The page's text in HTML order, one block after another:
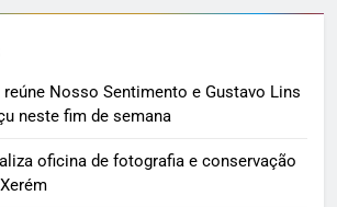
reúne Nosso Sentimento e Gustavo Lins
neste fim de semana
oficina de fotografia e conservação